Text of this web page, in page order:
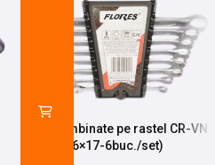
Chei combinate pe rastel CR-VN
(6×17-6buc./set)